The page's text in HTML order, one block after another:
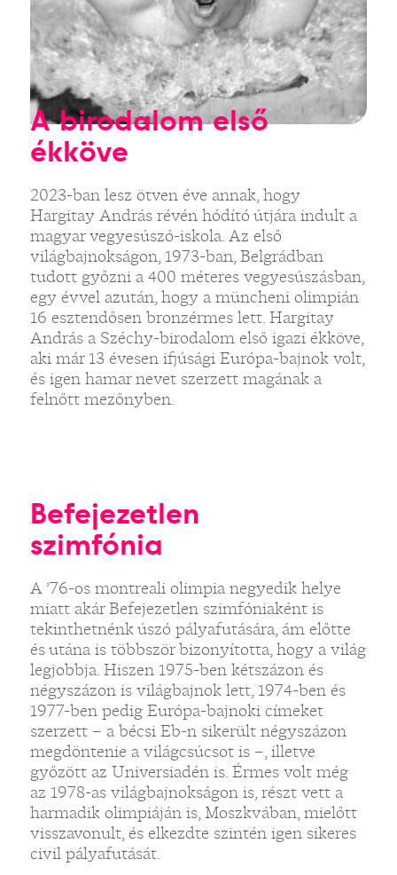
A birodalom első
ékköve
2023-ban lesz ötven éve annak, hogy
Hargitay András révén hódító útjára indult a
magyar vegyesúszó-iskola. Az első
világbajnokságon, 1973-ban, Belgrádban
tudott győzni a 400 méteres vegyesúszásban,
egy évvel azután, hogy a müncheni olimpián
16 esztendősen bronzérmes lett. Hargitay
András a Széchy-birodalom első igazi ékköve,
aki már 13 évesen ifjúsági Európa-bajnok volt,
és igen hamar nevet szerzett magának a
felnőtt mezőnyben.
Befejezetlen
szimfónia
A ’76-os montreali olimpia negyedik helye
miatt akár Befejezetlen szimfóniaként is
tekinthetnénk úszó pályafutására, ám előtte
és utána is többször bizonyította, hogy a világ
legjobbja. Hiszen 1975-ben kétszázon és
négyszázon is világbajnok lett, 1974-ben és
1977-ben pedig Európa-bajnoki címeket
szerzett – a bécsi Eb-n sikerült négyszázon
megdöntenie a világcsúcsot is –, illetve
győzött az Universiadén is. Érmes volt még
az 1978-as világbajnokságon is, részt vett a
harmadik olimpiáján is, Moszkvában, mielőtt
visszavonult, és elkezdte szintén igen sikeres
civil pályafutását.